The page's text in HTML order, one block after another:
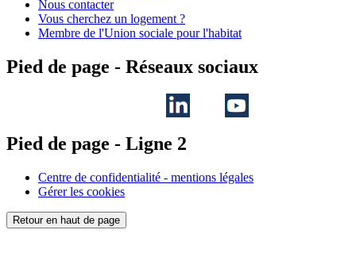
Nous contacter
Vous cherchez un logement ?
Membre de l'Union sociale pour l'habitat
Pied de page - Réseaux sociaux
Pied de page - Ligne 2
Centre de confidentialité - mentions légales
Gérer les cookies
Retour en haut de page